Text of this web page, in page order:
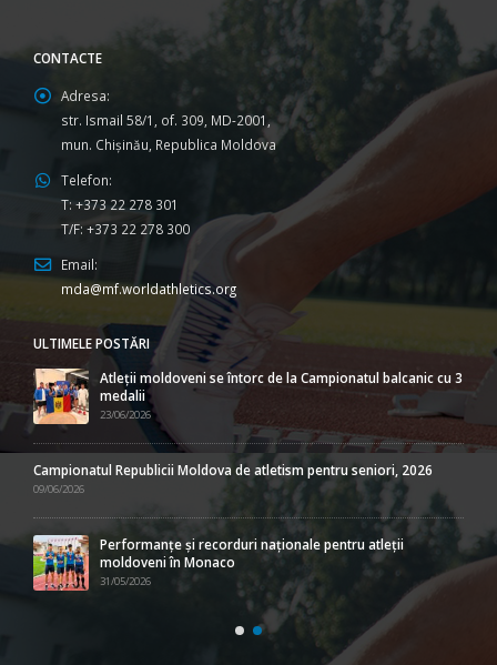
CONTACTE
Adresa:
str. Ismail 58/1, of. 309, MD-2001,
mun. Chişinău, Republica Moldova
Telefon:
T: +373 22 278 301
T/F: +373 22 278 300
Email:
mda@mf.worldathletics.org
ULTIMELE POSTĂRI
Atleții moldoveni se întorc de la Campionatul balcanic cu 3
medalii
23/06/2026
Campionatul Republicii Moldova de atletism pentru seniori, 2026
09/06/2026
Performanțe și recorduri naționale pentru atleții
moldoveni în Monaco
31/05/2026